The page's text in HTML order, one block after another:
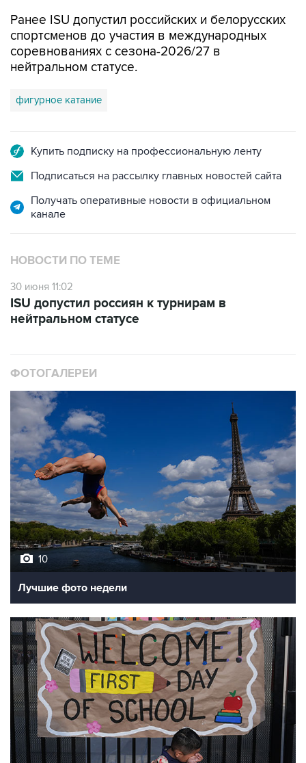
Ранее ISU допустил российских и белорусских
спортсменов до участия в международных
соревнованиях с сезона-2026/27 в
нейтральном статусе.
фигурное катание
Купить подписку на профессиональную ленту
Подписаться на рассылку главных новостей сайта
Получать оперативные новости в официальном
канале
НОВОСТИ ПО ТЕМЕ
30 июня 11:02
ISU допустил россиян к турнирам в
нейтральном статусе
ФОТОГАЛЕРЕИ
10
Лучшие фото недели